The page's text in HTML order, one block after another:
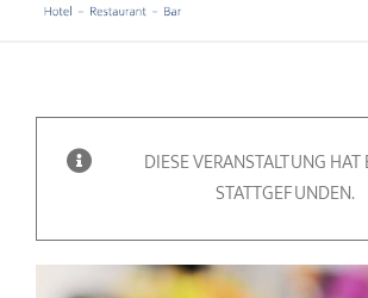
WOHNEN
DIESE VERANSTALTUNG HAT
STATTGEFUNDEN.